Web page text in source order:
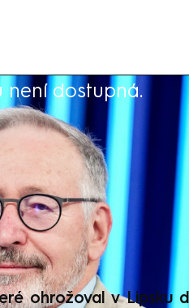
není dostupná.
ohrožoval v Lipsku